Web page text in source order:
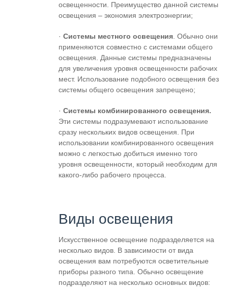
освещенности. Преимущество данной системы
освещения – экономия электроэнергии;
· Системы местного освещения . Обычно они
применяются совместно с системами общего
освещения. Данные системы предназначены
для увеличения уровня освещенности рабочих
мест. Использование подобного освещения без
системы общего освещения запрещено;
· Системы комбинированного освещения.
Эти системы подразумевают использование
сразу нескольких видов освещения. При
использовании комбинированного освещения
можно с легкостью добиться именно того
уровня освещенности, который необходим для
какого-либо рабочего процесса.
Виды освещения
Искусственное освещение подразделяется на
несколько видов. В зависимости от вида
освещения вам потребуются осветительные
приборы разного типа. Обычно освещение
подразделяют на несколько основных видов: